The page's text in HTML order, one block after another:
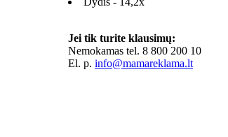
Jei tik turite klausimų:
Nemokamas tel. 8 800 200 10
El. p. info@mamareklama.lt